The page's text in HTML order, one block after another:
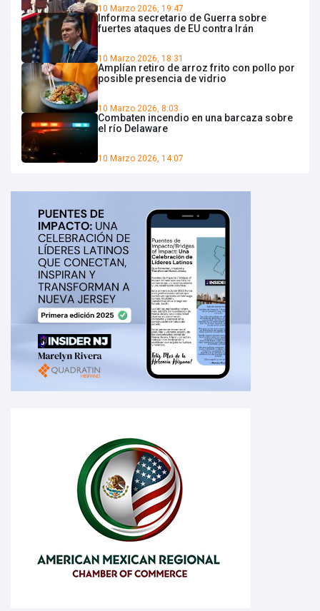
10 Marzo 2026, 19:47
Informa secretario de Guerra sobre
fuertes ataques de EU contra Irán
10 Marzo 2026, 18:31
Amplían retiro de arroz frito con pollo por
posible presencia de vidrio
10 Marzo 2026, 8:03
Combaten incendio en una barcaza sobre
el río Delaware
10 Marzo 2026, 14:07